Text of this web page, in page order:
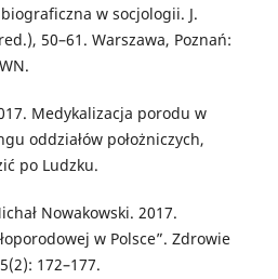
w socjologii. J.
50–61. Warszawa, Poznań:
Medykalizacja porodu w
oddziałów położniczych,
po Ludzku.
Nowakowski. 2017.
w Polsce”. Zdrowie
172–177.